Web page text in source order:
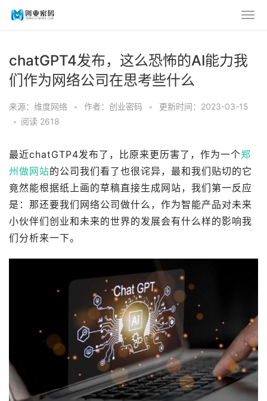
chatGPT4发布，这么恐怖的AI能力我
们作为网络公司在思考些什么
来源：维度网络 • 作者：创业密码 •
更新时间：2023-03-15
• 阅读 2618
最近chatGTP4发布了，比原来更历害了，作为一个郑
州做网站的公司我们看了也很诧异，最和我们贴切的它
竟然能根据纸上画的草稿直接生成网站，我们第一反应
是：那还要我们网络公司做什么，作为智能产品对未来
小伙伴们创业和未来的世界的发展会有什么样的影响我
们分析来一下。